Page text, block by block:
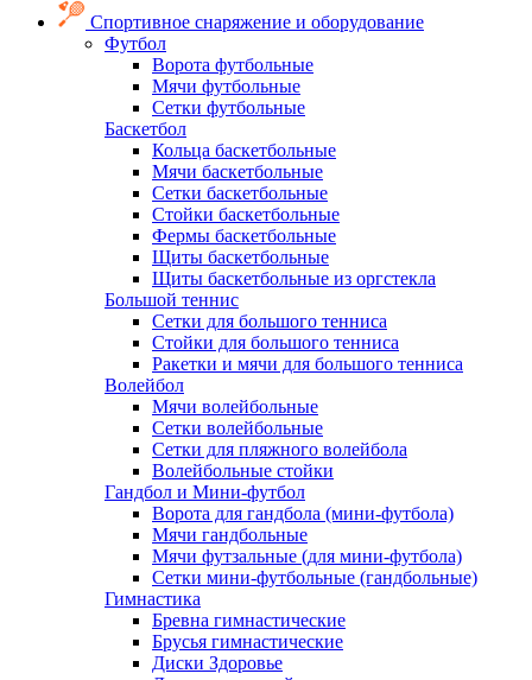
Спортивное снаряжение и оборудование
Футбол
Ворота футбольные
Мячи футбольные
Сетки футбольные
Баскетбол
Кольца баскетбольные
Мячи баскетбольные
Сетки баскетбольные
Стойки баскетбольные
Фермы баскетбольные
Щиты баскетбольные
Щиты баскетбольные из оргстекла
Большой теннис
Сетки для большого тенниса
Стойки для большого тенниса
Ракетки и мячи для большого тенниса
Волейбол
Мячи волейбольные
Сетки волейбольные
Сетки для пляжного волейбола
Волейбольные стойки
Гандбол и Мини-футбол
Ворота для гандбола (мини-футбола)
Мячи гандбольные
Мячи футзальные (для мини-футбола)
Сетки мини-футбольные (гандбольные)
Гимнастика
Бревна гимнастические
Брусья гимнастические
Диски Здоровье